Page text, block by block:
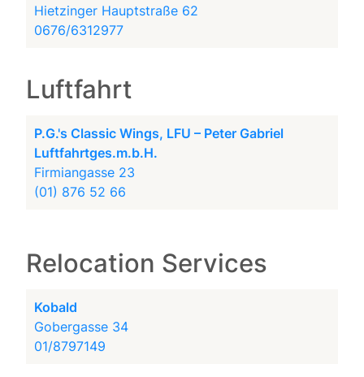
Hietzinger Hauptstraße 62
0676/6312977
Luftfahrt
P.G.'s Classic Wings, LFU – Peter Gabriel
Luftfahrtges.m.b.H.
Firmiangasse 23
(01) 876 52 66
Relocation Services
Kobald
Gobergasse 34
01/8797149